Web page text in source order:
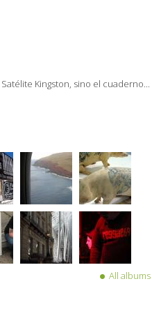
Kingston, sino el cuaderno...
All albums